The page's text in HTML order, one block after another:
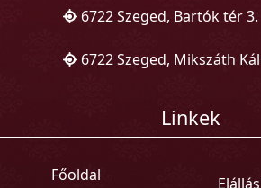
6722 Szeged, Bartók tér 3.
6722 Szeged, Mikszáth
Linkek
Főoldal